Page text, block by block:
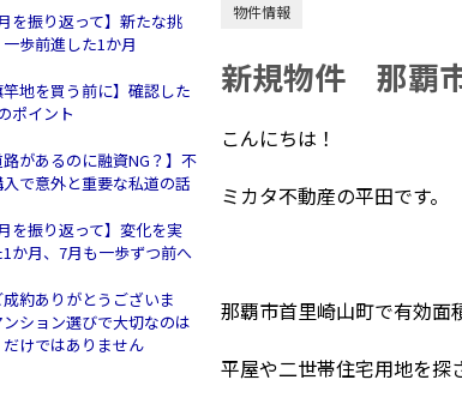
を振り返って】新たな挑
歩前進した1か月
地を買う前に】確認した
ポイント
があるのに融資NG？】不
で意外と重要な私道の話
を振り返って】変化を実
か月、7月も一歩ずつ前へ
約ありがとうございま
ション選びで大切なのは
だけではありません
物件情報
新規物件 那覇
こんにちは！
ミカタ不動産の平田です。
那覇市首里崎山町で有効面
平屋や二世帯住宅用地を探